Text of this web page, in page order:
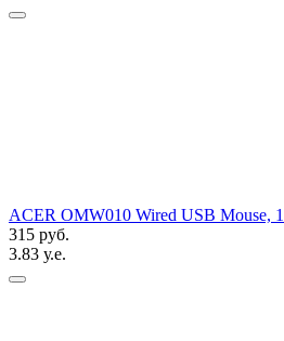
ACER OMW010 Wired USB Mouse,
315 руб.
3.83 у.е.